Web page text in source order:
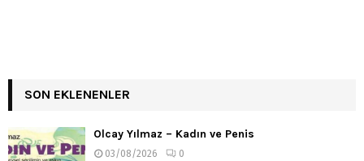
SON EKLENENLER
Olcay Yılmaz – Kadın ve Penis
03/08/2026 0